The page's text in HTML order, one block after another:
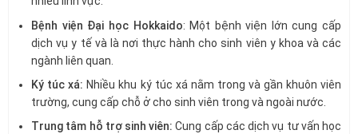
Bệnh viện Đại học Hokkaido: Một bệnh viện lớn cung cấp
dịch vụ y tế và là nơi thực hành cho sinh viên y khoa và các
ngành liên quan.
Ký túc xá: Nhiều khu ký túc xá nằm trong và gần khuôn viên
trường, cung cấp chỗ ở cho sinh viên trong và ngoài nước.
Trung tâm hỗ trợ sinh viên: Cung cấp các dịch vụ tư vấn học